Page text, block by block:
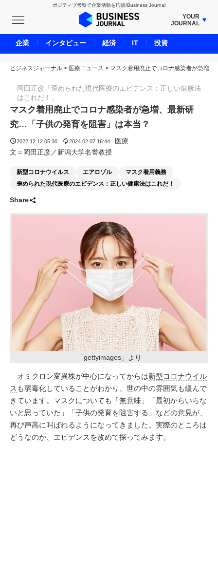
ポジティブ考察で企業活動を応援/Business Journal
YOUR
JOURNAL
BUSINESS JOURNAL
UNICORN JOURNAL
CARBON CREDITS JOURNAL
IVS JOURNAL
INBOUND JOURNAL
LIFE ENDING JOURNAL
AI JOURNAL
REAL ESTATE BROKERAGE JOURNAL
SMART MARKETING JOURNAL
BPaaS JOURNAL
ビジネスジャーナル > 医療ニュース > マスク着用廃止でコロナ感染者が急増
岡田正彦「歪められた現代医療のエビデンス：正しい健康法
はこれだ！」
マスク着用廃止でコロナ感染者が急増、最新研
究…「子供の発育を阻害」は本当？
2022.12.12 05:30 2024.02.07 16:44
医療
文＝岡田正彦／新潟大学名誉教授
新型コロナウイルス エアロゾル
マスク着用義務
歪められた現代医療のエビデンス：正しい健康法はこれだ！
Share
「gettyimages」より
オミクロン変異株が中心になってからは新型コロナウイル
ス も弱毒化していることがわかり、世の中の雰囲気も緩んで
きています。マスクについても「無意味」「最初からいらな
いと思っていた」「子供の発育を阻害する」などの意見が、
再び声高に叫ばれるようになってきました。実際のところは
どうなのか、エビデンスを改めて探ってみます。
企業 インタビュー 経済 IT 投資